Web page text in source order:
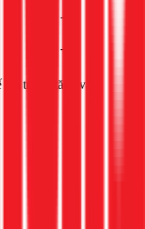
-
-
trị gia tăng và